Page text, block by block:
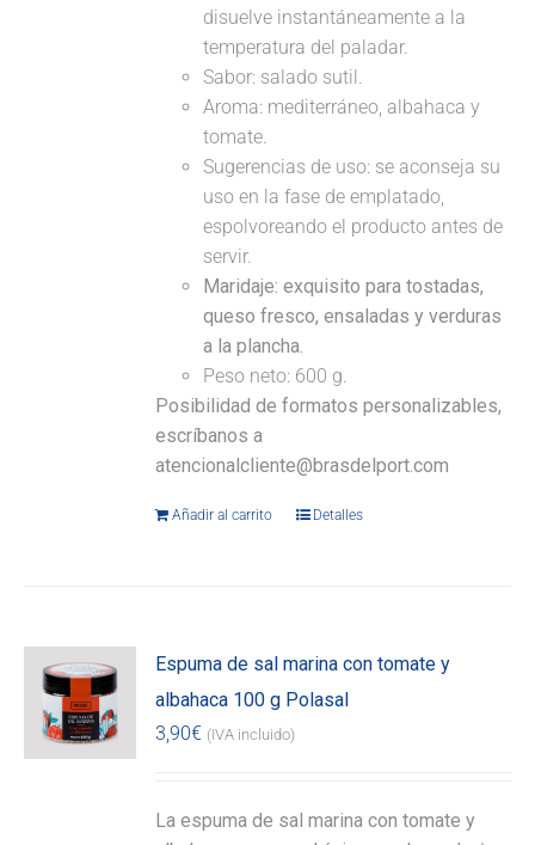
disuelve instantáneamente a la
temperatura del paladar.
Sabor: salado sutil.
Aroma: mediterráneo, albahaca y
tomate.
Sugerencias de uso: se aconseja su
uso en la fase de emplatado,
espolvoreando el producto antes de
servir.
Maridaje: exquisito para tostadas,
queso fresco, ensaladas y verduras
a la plancha.
Peso neto: 600 g.
Posibilidad de formatos personalizables,
escríbanos a
atencionalcliente@brasdelport.com
Añadir al carrito Detalles
Espuma de sal marina con tomate y
albahaca 100 g Polasal
3,90€ (IVA incluido)
La espuma de sal marina con tomate y